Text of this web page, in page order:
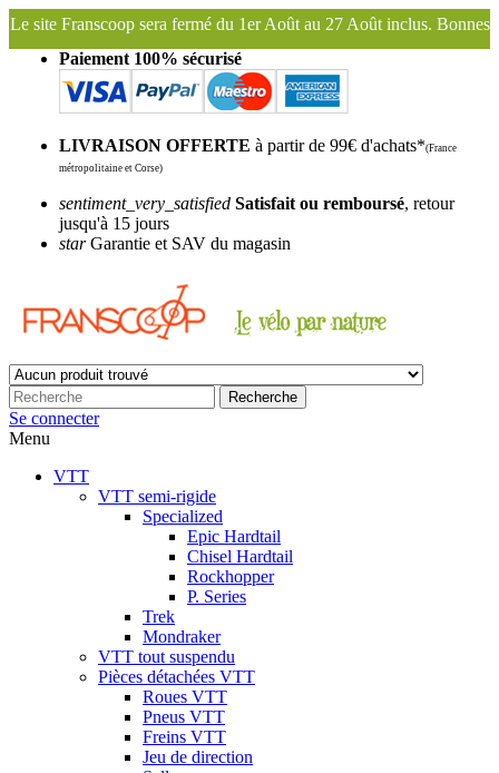
Août au 27 Août inclus. Bonnes vacances !
Franscoop, le plus
Paiement 100% sécurisé
LIVRAISON OFFERTE à partir de 99€ d'achats*(France
métropolitaine et Corse)
sentiment_very_satisfied Satisfait ou remboursé, retour
jusqu'à 15 jours
starGarantie et SAV du magasin
Recherche
Se connecter
Menu
VTT
VTT semi-rigide
Specialized
Epic Hardtail
Chisel Hardtail
Rockhopper
P. Series
Trek
Mondraker
VTT tout suspendu
Pièces détachées VTT
Roues VTT
Pneus VTT
Freins VTT
Jeu de direction